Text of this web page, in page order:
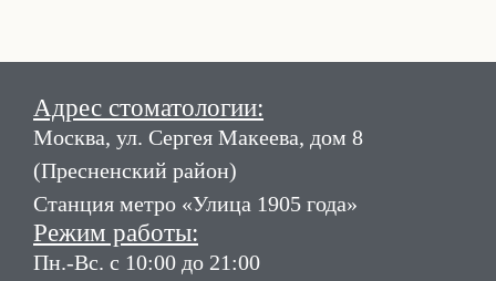
Адрес стоматологии:
Москва, ул. Сергея Макеева, дом 8
(Пресненский район)
Станция метро «Улица 1905 года»
Режим работы:
Пн.-Вс. с 10:00 до 21:00